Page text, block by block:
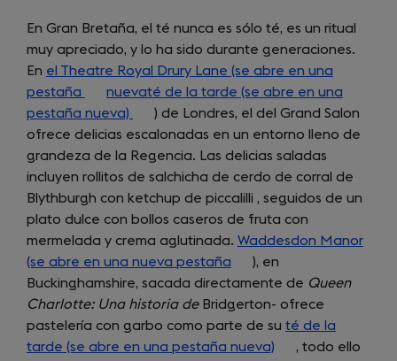
En Gran Bretaña, el té nunca es sólo té, es un ritual
muy apreciado, y lo ha sido durante generaciones.
En el Theatre Royal Drury Lane (se abre en una
pestaña
(opens
in
a
new
tab)
nuevaté de la tarde (se abre en una
pestaña nueva)
(opens
in
a
new
tab)
) de Londres, el del Grand Salon
ofrece delicias escalonadas en un entorno lleno de
grandeza de la Regencia. Las delicias saladas
incluyen rollitos de salchicha de cerdo de corral de
Blythburgh con ketchup de piccalilli , seguidos de un
plato dulce con bollos caseros de fruta con
mermelada y crema aglutinada. Waddesdon Manor
(se abre en una nueva pestaña (opens
in
a
new
tab)
), en
Buckinghamshire, sacada directamente de Queen
Charlotte: Una historia de Bridgerton- ofrece
pastelería con garbo como parte de su té de la
tarde (se abre en una pestaña nueva) (opens
, todo ello